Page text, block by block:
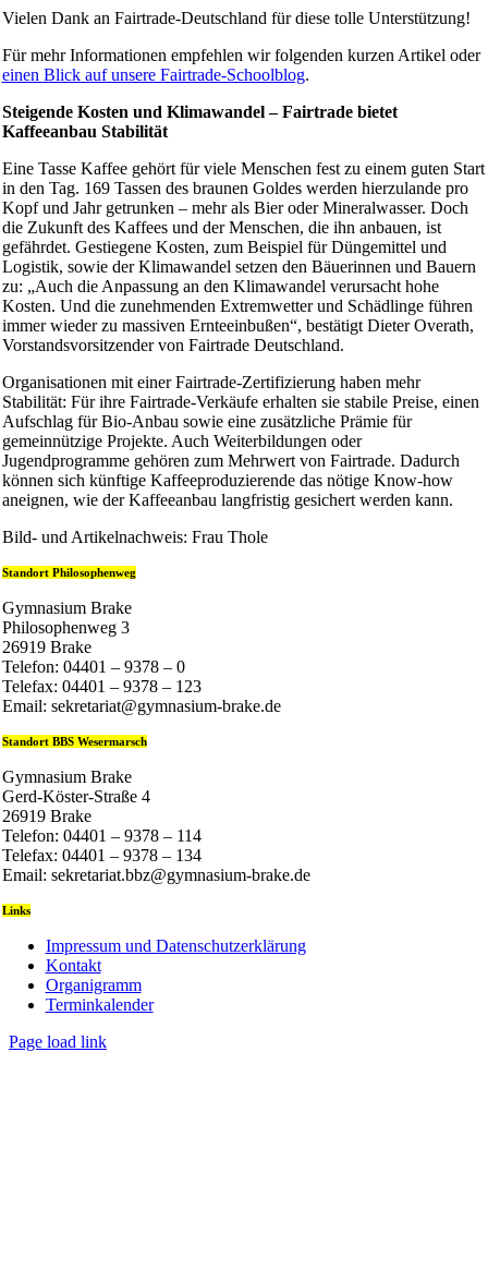
Vielen Dank an Fairtrade-Deutschland für diese tolle Unterstützung!
Für mehr Informationen empfehlen wir folgenden kurzen Artikel oder
einen Blick auf unsere Fairtrade-Schoolblog.
Steigende Kosten und Klimawandel – Fairtrade bietet
Kaffeeanbau Stabilität
Eine Tasse Kaffee gehört für viele Menschen fest zu einem guten Start
in den Tag. 169 Tassen des braunen Goldes werden hierzulande pro
Kopf und Jahr getrunken – mehr als Bier oder Mineralwasser. Doch
die Zukunft des Kaffees und der Menschen, die ihn anbauen, ist
gefährdet. Gestiegene Kosten, zum Beispiel für Düngemittel und
Logistik, sowie der Klimawandel setzen den Bäuerinnen und Bauern
zu: „Auch die Anpassung an den Klimawandel verursacht hohe
Kosten. Und die zunehmenden Extremwetter und Schädlinge führen
immer wieder zu massiven Ernteeinbußen“, bestätigt Dieter Overath,
Vorstandsvorsitzender von Fairtrade Deutschland.
Organisationen mit einer Fairtrade-Zertifizierung haben mehr
Stabilität: Für ihre Fairtrade-Verkäufe erhalten sie stabile Preise, einen
Aufschlag für Bio-Anbau sowie eine zusätzliche Prämie für
gemeinnützige Projekte. Auch Weiterbildungen oder
Jugendprogramme gehören zum Mehrwert von Fairtrade. Dadurch
können sich künftige Kaffeeproduzierende das nötige Know-how
aneignen, wie der Kaffeeanbau langfristig gesichert werden kann.
Bild- und Artikelnachweis: Frau Thole
Standort Philosophenweg
Gymnasium Brake
Philosophenweg 3
26919 Brake
Telefon: 04401 – 9378 – 0
Telefax: 04401 – 9378 – 123
Email: sekretariat@gymnasium-brake.de
Standort BBS Wesermarsch
Gymnasium Brake
Gerd-Köster-Straße 4
26919 Brake
Telefon: 04401 – 9378 – 114
Telefax: 04401 – 9378 – 134
Email: sekretariat.bbz@gymnasium-brake.de
Links
Impressum und Datenschutzerklärung
Kontakt
Organigramm
Terminkalender
Page load link